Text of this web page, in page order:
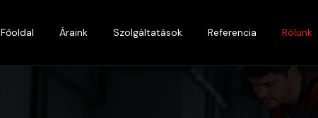
Főoldal Áraink Szolgáltatások Referencia Rólunk